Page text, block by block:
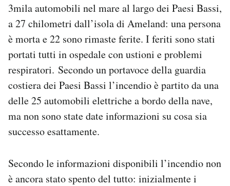
CALENDARIO
AREA PERSONALE
Area Personale
Newsletter
Notifiche mobile
Regala il Post
Hai bisogno di aiuto?
3mila automobili nel mare al largo dei Paesi Bassi,
a 27 chilometri dall’isola di Ameland: una persona
è morta e 22 sono rimaste ferite. I feriti sono stati
portati tutti in ospedale con ustioni e problemi
respiratori. Secondo un portavoce della guardia
costiera dei Paesi Bassi l’incendio è partito da una
delle 25 automobili elettriche a bordo della nave,
ma non sono state date informazioni su cosa sia
successo esattamente.
Secondo le informazioni disponibili l’incendio non
è ancora stato spento del tutto: inizialmente i